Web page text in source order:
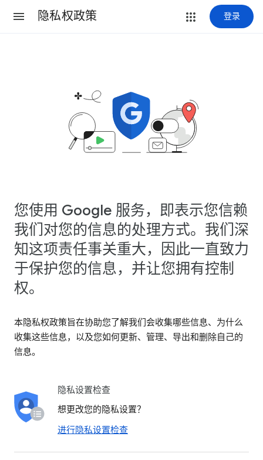
隐私权政策 登录
您使用 Google 服务，即表示您信赖
我们对您的信息的处理方式。我们深
知这项责任事关重大，因此一直致力
于保护您的信息，并让您拥有控制
权。
本隐私权政策旨在协助您了解我们会收集哪些信息、为什么
收集这些信息，以及您如何更新、管理、导出和删除自己的
信息。
隐私设置检查
想更改您的隐私设置？
进行隐私设置检查